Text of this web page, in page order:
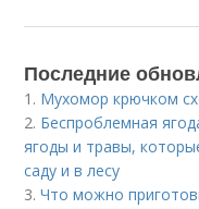
Последние
1. Мухомор крючком
2. Беспроблемная
ягоды и травы,
саду и в лесу
3.Что можно